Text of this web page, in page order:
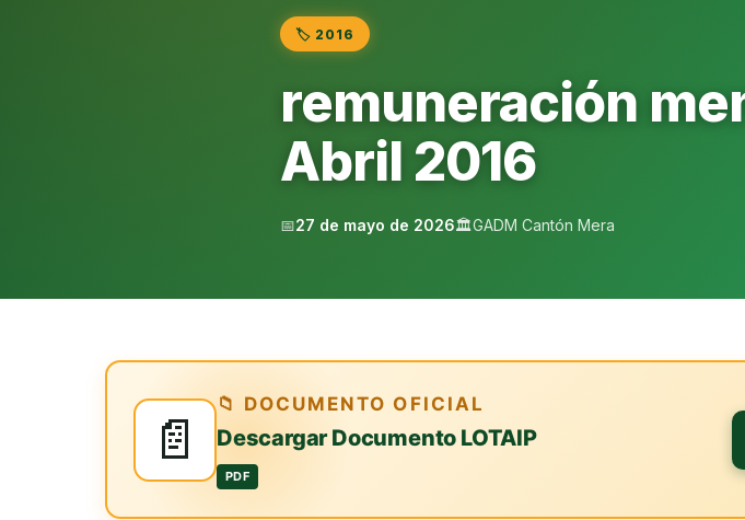
🏷️ 2016
remuneración
Abril 2016
📅27 de mayo de 2026🏛️GADM Cantón Mera
📄
📁 DOCUMENTO OFICIAL
Descargar Documento LOTAIP
PDF